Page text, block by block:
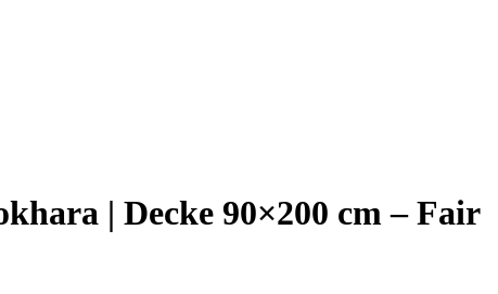
| Decke 90×200 cm – Fair